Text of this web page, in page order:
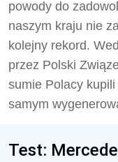
powody do
naszym kraju nie
kolejny rekord.
przez Polski
sumie Polacy
samym
Test: